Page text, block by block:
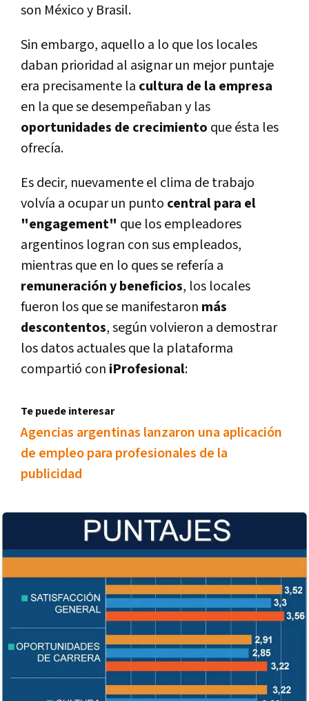
son México y Brasil.
Sin embargo, aquello a lo que los locales
daban prioridad al asignar un mejor puntaje
era precisamente la cultura de la empresa
en la que se desempeñaban y las
oportunidades de crecimiento que ésta les
ofrecí­a.
Es decir, nuevamente el clima de trabajo
volví­a a ocupar un punto central para el
"engagement" que los empleadores
argentinos logran con sus empleados,
mientras que en lo ques se referí­a a
remuneración y beneficios, los locales
fueron los que se manifestaron más
descontentos, según volvieron a demostrar
los datos actuales que la plataforma
compartió con iProfesional:
Te puede interesar
Agencias argentinas lanzaron una aplicación
de empleo para profesionales de la
publicidad